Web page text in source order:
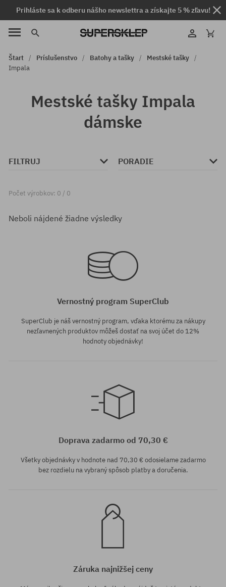
Prihláste sa k odberu nášho newslettra a získajte 5 % zľavu!
Štart Príslušenstvo Batohy a tašky
Mestské tašky
Impala
Mestské tašky Impala
dámske
FILTRUJ PORADIE
Počet výrobkov: 0 / 0
Neboli nájdené žiadne výsledky
Vernostný program SuperClub
SuperClub je náš vernostný program, vďaka ktorému za nákupy
nezľavnených produktov môžeš dostať na svoj účet do 12%
hodnoty objednávky!
Doprava zadarmo od 70,30 €
Všetky objednávky v hodnote nad 70,30 € odosielame zadarmo
bez rozdielu na vybraný spôsob platby a doručenia.
Záruka najnižšej ceny